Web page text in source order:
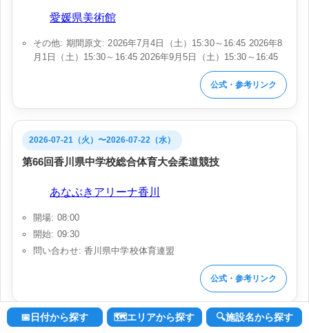
愛媛県美術館
その他: 期間原文: 2026年7月4日（土）15:30～16:45 2026年8
月1日（土）15:30～16:45 2026年9月5日（土）15:30～16:45
公式・参考リンク
2026-07-21（火）〜2026-07-22（水）
第66回香川県中学校総合体育大会柔道競技
あなぶきアリーナ香川
開場: 08:00
開始: 09:30
問い合わせ: 香川県中学校体育連盟
公式・参考リンク
📅日付から探す 🗺️エリアから探す 🔍施設名から探す